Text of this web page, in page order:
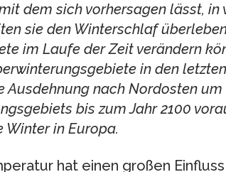
dem sich vorhersagen lässt, in
sie den Winterschlaf
im Laufe der Zeit verändern
in den
Ausdehnung nach Nordosten um
bis zum Jahr 2100
Winter in Europa.
hat einen großen